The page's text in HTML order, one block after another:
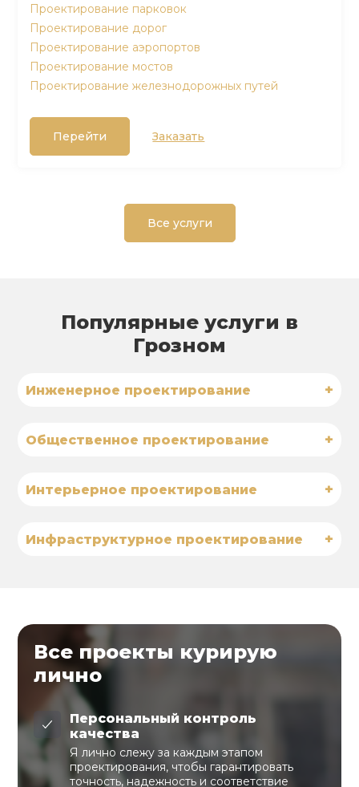
Проектирование парковок
Проектирование дорог
Проектирование аэропортов
Проектирование мостов
Проектирование железнодорожных путей
Перейти Заказать
Все услуги
Популярные услуги в
Грозном
Инженерное проектирование +
Общественное проектирование +
Интерьерное проектирование +
Инфраструктурное проектирование +
Все проекты курирую
лично
Персональный контроль
качества
Я лично слежу за каждым этапом
проектирования, чтобы гарантировать
точность, надежность и соответствие